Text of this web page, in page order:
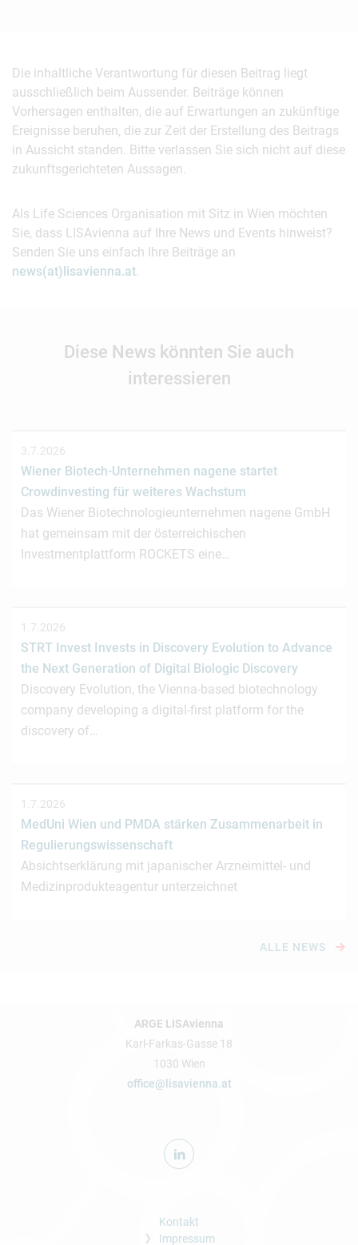
Die inhaltliche Verantwortung für diesen Beitrag liegt
ausschließlich beim Aussender. Beiträge können
Vorhersagen enthalten, die auf Erwartungen an zukünftige
Ereignisse beruhen, die zur Zeit der Erstellung des Beitrags
in Aussicht standen. Bitte verlassen Sie sich nicht auf diese
zukunftsgerichteten Aussagen.
Als Life Sciences Organisation mit Sitz in Wien möchten
Sie, dass LISAvienna auf Ihre News und Events hinweist?
Senden Sie uns einfach Ihre Beiträge an
news(at)lisavienna.at.
Diese News könnten Sie auch
interessieren
3.7.2026
Wiener Biotech-Unternehmen nagene startet
Crowdinvesting für weiteres Wachstum
Das Wiener Biotechnologieunternehmen nagene GmbH
hat gemeinsam mit der österreichischen
Investmentplattform ROCKETS eine…
1.7.2026
STRT Invest Invests in Discovery Evolution to Advance
the Next Generation of Digital Biologic Discovery
Discovery Evolution, the Vienna-based biotechnology
company developing a digital-first platform for the
discovery of…
1.7.2026
MedUni Wien und PMDA stärken Zusammenarbeit in
Regulierungswissenschaft
Absichtserklärung mit japanischer Arzneimittel- und
Medizinprodukteagentur unterzeichnet
ALLE NEWS
ARGE LISAvienna
Karl-Farkas-Gasse 18
1030 Wien
office@lisavienna.at
Kontakt
Impressum